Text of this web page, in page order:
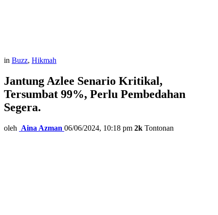
in Buzz, Hikmah
Jantung Azlee Senario Kritikal,
Tersumbat 99%, Perlu Pembedahan
Segera.
oleh Aina Azman 06/06/2024, 10:18 pm 2k Tontonan